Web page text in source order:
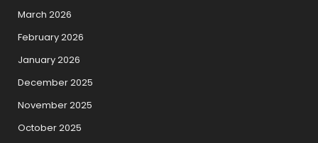
March 2026
February 2026
January 2026
December 2025
November 2025
October 2025